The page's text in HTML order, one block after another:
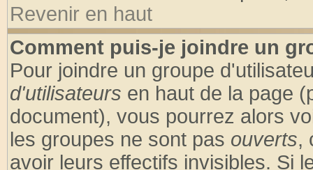
Revenir en haut
Comment puis-je joindre un
Pour joindre un groupe
d'utilisateurs en haut de la page
document), vous pourrez alors
les groupes ne sont pas ouverts,
avoir leurs effectifs invisibles. Si